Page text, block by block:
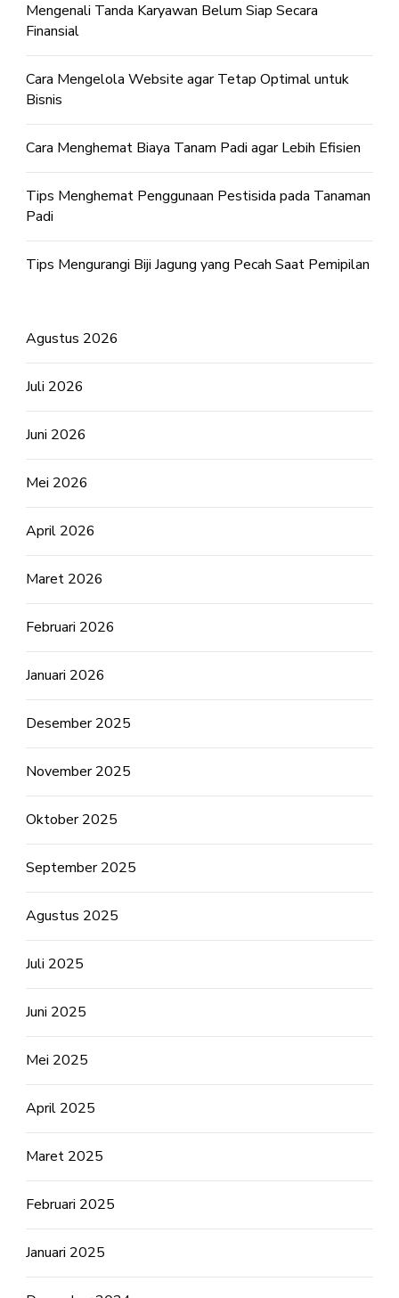
Mengenali Tanda Karyawan Belum Siap Secara
Finansial
Cara Mengelola Website agar Tetap Optimal untuk
Bisnis
Cara Menghemat Biaya Tanam Padi agar Lebih Efisien
Tips Menghemat Penggunaan Pestisida pada Tanaman
Padi
Tips Mengurangi Biji Jagung yang Pecah Saat Pemipilan
Agustus 2026
Juli 2026
Juni 2026
Mei 2026
April 2026
Maret 2026
Februari 2026
Januari 2026
Desember 2025
November 2025
Oktober 2025
September 2025
Agustus 2025
Juli 2025
Juni 2025
Mei 2025
April 2025
Maret 2025
Februari 2025
Januari 2025